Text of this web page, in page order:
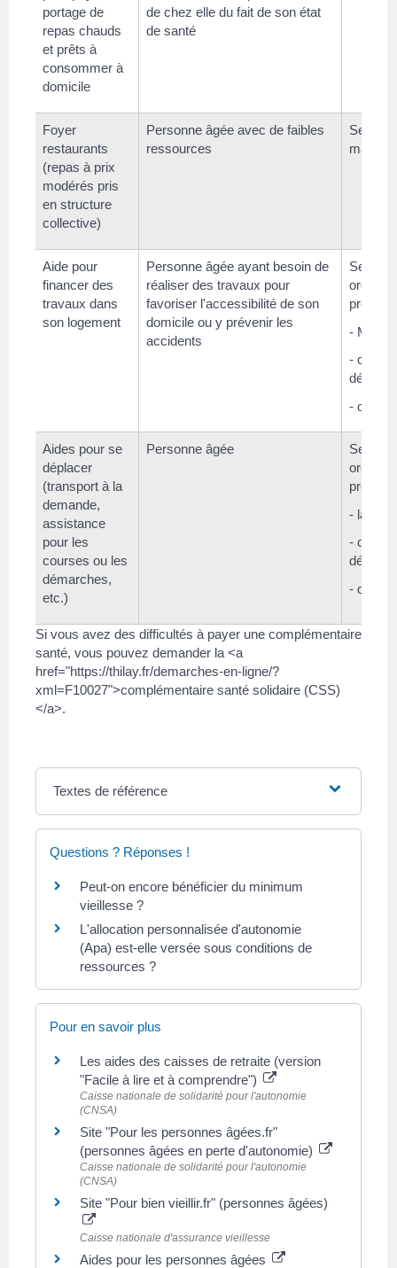
portage de
repas chauds
et prêts à
consommer à
domicile
de chez elle du fait de son état
de santé
Foyer
restaurants
(repas à prix
modérés pris
en structure
collective)
Personne âgée avec de faibles
ressources
Se
mairie
Aide pour
financer des
travaux dans
son logement
Personne âgée ayant besoin de
réaliser des travaux pour
favoriser l'accessibilité de son
domicile ou y prévenir les
accidents
Se
- Mairie
- ou les
- ou de
Aides pour se
déplacer
(transport à la
demande,
assistance
pour les
courses ou les
démarches,
etc.)
Personne âgée
Se
- la
- ou les
- ou la
Si vous avez des difficultés à payer une complémentaire
santé, vous pouvez demander la <a
href="https://thilay.fr/demarches-en-ligne/?
xml=F10027">complémentaire santé solidaire (CSS)
</a>.
Textes de référence
Questions ? Réponses !
Peut-on encore bénéficier du minimum
vieillesse ?
L'allocation personnalisée d'autonomie
(Apa) est-elle versée sous conditions de
ressources ?
Pour en savoir plus
Les aides des caisses de retraite (version
"Facile à lire et à comprendre")
Caisse nationale de solidarité pour l'autonomie
(CNSA)
Site "Pour les personnes âgées.fr"
(personnes âgées en perte d'autonomie)
Caisse nationale de solidarité pour l'autonomie
(CNSA)
Site "Pour bien vieillir.fr" (personnes âgées)
Caisse nationale d'assurance vieillesse
Aides pour les personnes âgées